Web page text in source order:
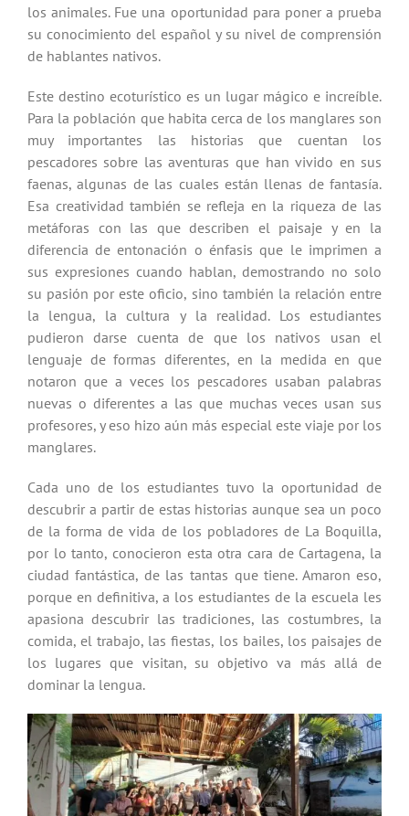
los animales. Fue una oportunidad para poner a prueba
su conocimiento del español y su nivel de comprensión
de hablantes nativos.
Este destino ecoturístico es un lugar mágico e increíble.
Para la población que habita cerca de los manglares son
muy importantes las historias que cuentan los
pescadores sobre las aventuras que han vivido en sus
faenas, algunas de las cuales están llenas de fantasía.
Esa creatividad también se refleja en la riqueza de las
metáforas con las que describen el paisaje y en la
diferencia de entonación o énfasis que le imprimen a
sus expresiones cuando hablan, demostrando no solo
su pasión por este oficio, sino también la relación entre
la lengua, la cultura y la realidad. Los estudiantes
pudieron darse cuenta de que los nativos usan el
lenguaje de formas diferentes, en la medida en que
notaron que a veces los pescadores usaban palabras
nuevas o diferentes a las que muchas veces usan sus
profesores, y eso hizo aún más especial este viaje por los
manglares.
Cada uno de los estudiantes tuvo la oportunidad de
descubrir a partir de estas historias aunque sea un poco
de la forma de vida de los pobladores de La Boquilla,
por lo tanto, conocieron esta otra cara de Cartagena, la
ciudad fantástica, de las tantas que tiene. Amaron eso,
porque en definitiva, a los estudiantes de la escuela les
apasiona descubrir las tradiciones, las costumbres, la
comida, el trabajo, las fiestas, los bailes, los paisajes de
los lugares que visitan, su objetivo va más allá de
dominar la lengua.